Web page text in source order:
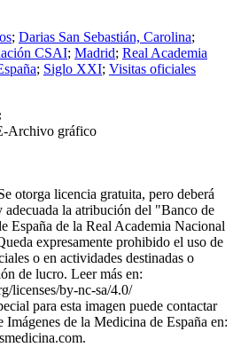
; Darias San Sebastián, Carolina;
CSAI; Madrid; Real Academia
; Siglo XXI; Visitas oficiales
Archivo gráfico
otorga licencia gratuita, pero deberá
la atribución del "Banco de
España de la Real Academia Nacional
expresamente prohibido el uso de
o en actividades destinadas o
de lucro. Leer más en:
licenses/by-nc-sa/4.0/
para esta imagen puede contactar
de la Medicina de España en: